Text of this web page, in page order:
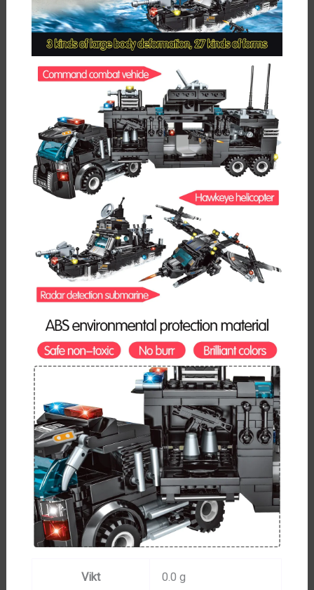
Vikt 0.0 g